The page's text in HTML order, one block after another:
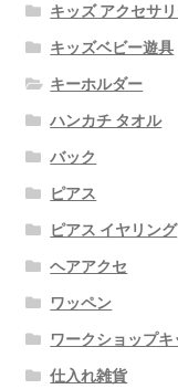
キッズ アクセサ
キッズベビー遊具
キーホルダー
ハンカチ タオル
バック
ピアス
ピアス イヤリング
ヘアアクセ
ワッペン
ワークショップキ
仕入れ雑貨